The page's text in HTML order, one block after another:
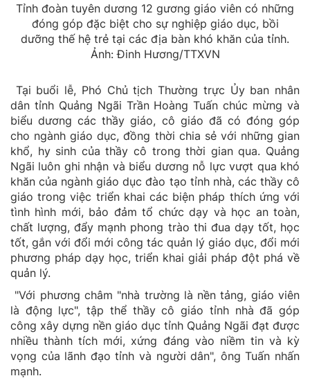
Tỉnh đoàn tuyên dương 12 gương giáo viên có những
đóng góp đặc biệt cho sự nghiệp giáo dục, bồi
dưỡng thế hệ trẻ tại các địa bàn khó khăn của tỉnh.
Ảnh: Đinh Hương/TTXVN
Tại buổi lễ, Phó Chủ tịch Thường trực Ủy ban nhân
dân tỉnh Quảng Ngãi Trần Hoàng Tuấn chúc mừng và
biểu dương các thầy giáo, cô giáo đã có đóng góp
cho ngành giáo dục, đồng thời chia sẻ với những gian
khổ, hy sinh của thầy cô trong thời gian qua. Quảng
Ngãi luôn ghi nhận và biểu dương nỗ lực vượt qua khó
khăn của ngành giáo dục đào tạo tỉnh nhà, các thầy cô
giáo trong việc triển khai các biện pháp thích ứng với
tình hình mới, bảo đảm tổ chức dạy và học an toàn,
chất lượng, đẩy mạnh phong trào thi đua dạy tốt, học
tốt, gắn với đổi mới công tác quản lý giáo dục, đổi mới
phương pháp dạy học, triển khai giải pháp đột phá về
quản lý.
"Với phương châm "nhà trường là nền tảng, giáo viên
là động lực", tập thể thầy cô giáo tỉnh nhà đã góp
công xây dựng nền giáo dục tỉnh Quảng Ngãi đạt được
nhiều thành tích mới, xứng đáng vào niềm tin và kỳ
vọng của lãnh đạo tỉnh và người dân", ông Tuấn nhấn
mạnh.